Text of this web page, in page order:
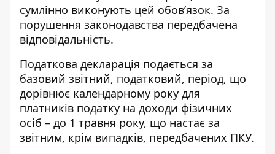
сумлінно виконують цей обов’язок. За
порушення законодавства передбачена
відповідальність.
Податкова декларація подається за
базовий звітний, податковий, період, що
дорівнює календарному року для
платників податку на доходи фізичних
осіб – до 1 травня року, що настає за
звітним, крім випадків, передбачених ПКУ.